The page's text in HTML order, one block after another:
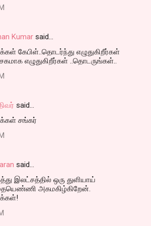
Kumar said…
கேபிள்..தொடர்ந்து எழுதுகிறீர்கள்
எழுதுகிறீர்கள் ..தொடருங்கள்..
said…
சங்கர்
said…
இலட்சத்தில் ஒரு துளியாய்
அகமகிழ்கிறேன்.